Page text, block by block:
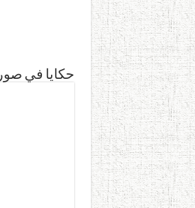
حكايا في صور